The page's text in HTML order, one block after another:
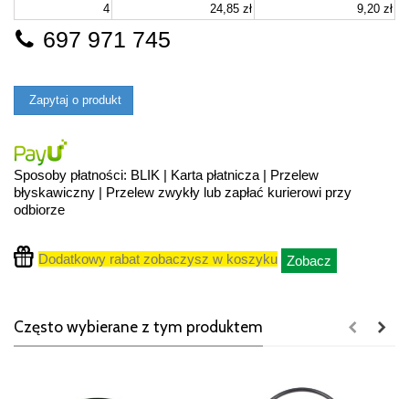
4
24,85 zł 9,20 zł
697 971 745
Zapytaj o produkt
Sposoby płatności: BLIK | Karta płatnicza | Przelew
błyskawiczny | Przelew zwykły lub zapłać kurierowi przy
odbiorze
Dodatkowy rabat zobaczysz w koszyku Zobacz
Często wybierane z tym produktem